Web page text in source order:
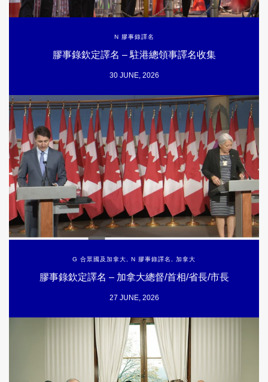
N 膠事錄譯名
膠事錄欽定譯名 – 駐港總領事譯名收集
30 JUNE, 2026
G 合眾國及加拿大 N 膠事錄譯名 加拿大
膠事錄欽定譯名 – 加拿大總督/首相/省長/市長
27 JUNE, 2026